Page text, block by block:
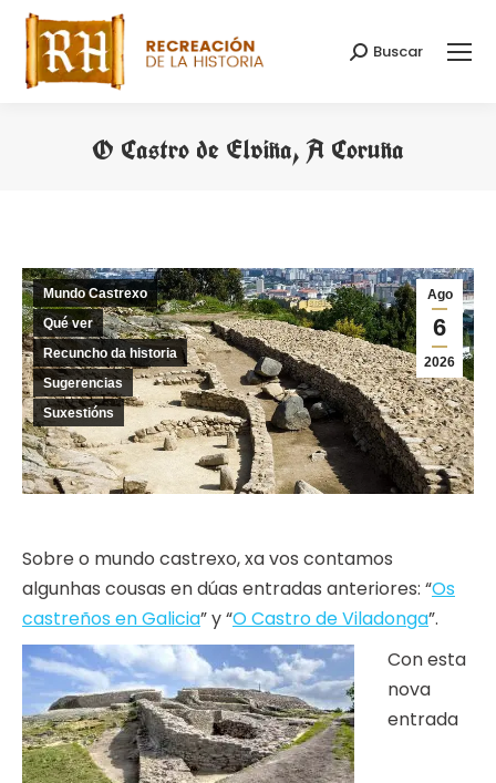
Search:
Buscar
O Castro de Elviña, A Coruña
Ago
6
2026
Mundo Castrexo
Qué ver
Recuncho da historia
Sugerencias
Suxestións
Sobre o mundo castrexo, xa vos contamos
algunhas cousas en dúas entradas anteriores: “Os
castreños en Galicia” y “O Castro de Viladonga”.
Con esta
nova
entrada